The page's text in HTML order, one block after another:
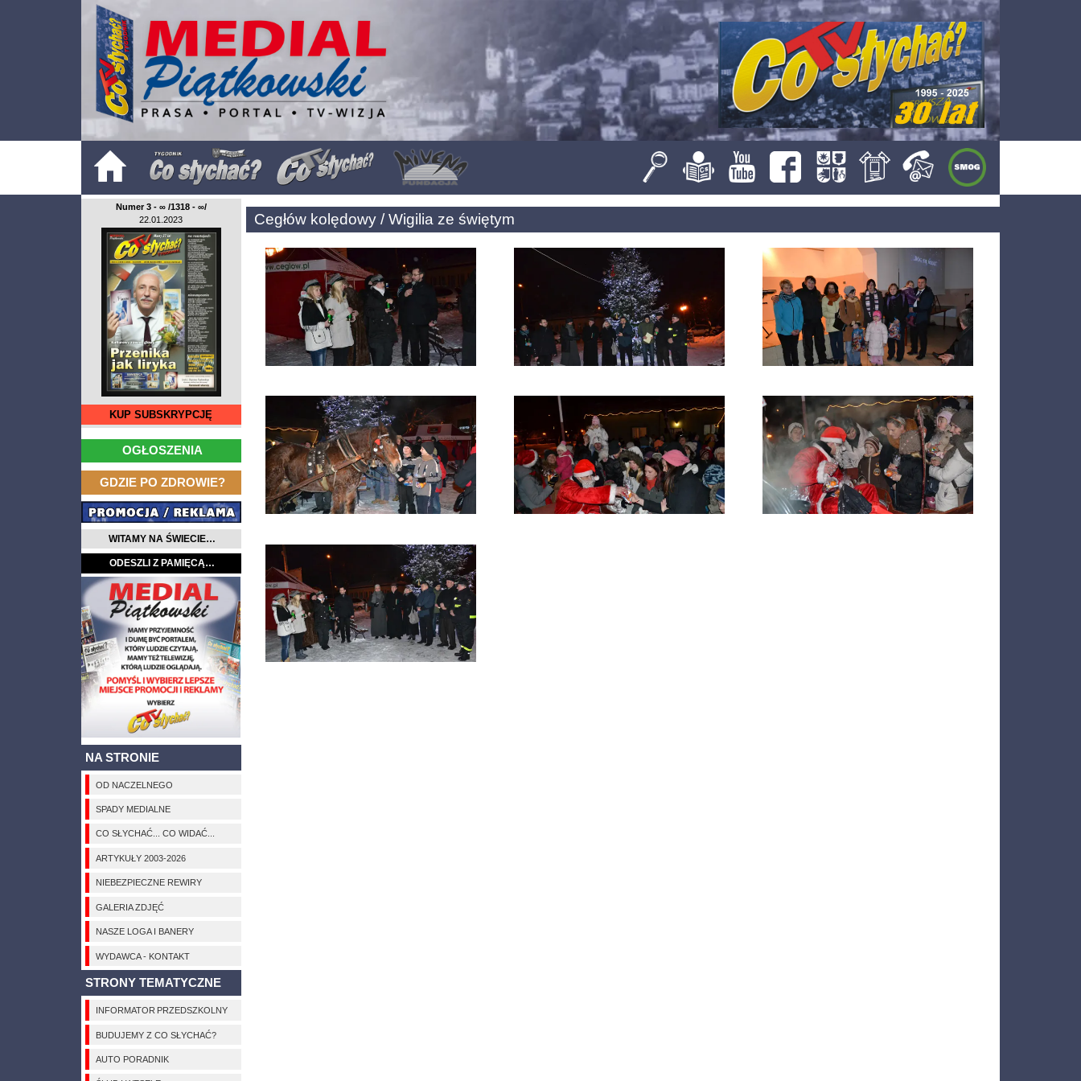
Numer 3 - ∞ /1318 - ∞/
22.01.2023
KUP SUBSKRYPCJĘ
OGŁOSZENIA
GDZIE PO ZDROWIE?
WITAMY NA ŚWIECIE…
ODESZLI Z PAMIĘCĄ…
NA STRONIE
OD NACZELNEGO
SPADY MEDIALNE
CO SŁYCHAĆ... CO WIDAĆ...
ARTYKUŁY 2003-2026
NIEBEZPIECZNE REWIRY
GALERIA ZDJĘĆ
NASZE LOGA I BANERY
WYDAWCA - KONTAKT
STRONY TEMATYCZNE
INFORMATOR PRZEDSZKOLNY
BUDUJEMY Z CO SŁYCHAĆ?
AUTO PORADNIK
Cegłów kolędowy / Wigilia ze świętym